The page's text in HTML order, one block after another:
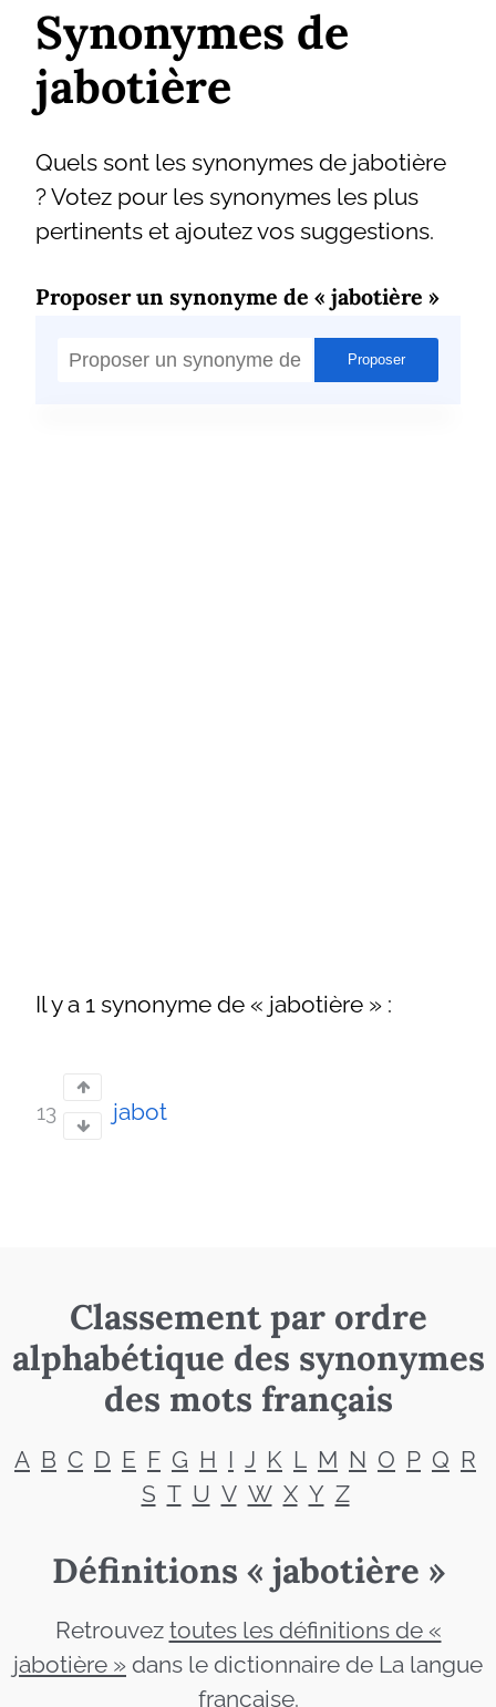
Synonymes de
jabotière
Quels sont les synonymes de jabotière
? Votez pour les synonymes les plus
pertinents et ajoutez vos suggestions.
Proposer un synonyme de « jabotière »
Il y a 1 synonyme de « jabotière » :
13 jabot
Classement par ordre
alphabétique des synonymes
des mots français
A B C D E F G H I J K L M N O P Q R
S T U V W X Y Z
Définitions « jabotière »
Retrouvez toutes les définitions de «
jabotière » dans le dictionnaire de La langue
française.